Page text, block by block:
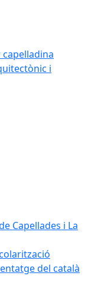
i
Capellades i La
del català